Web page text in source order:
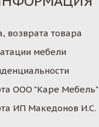
возврата товара
мебели
ООО "Каре Мебель"
ИП Македонов И.С.